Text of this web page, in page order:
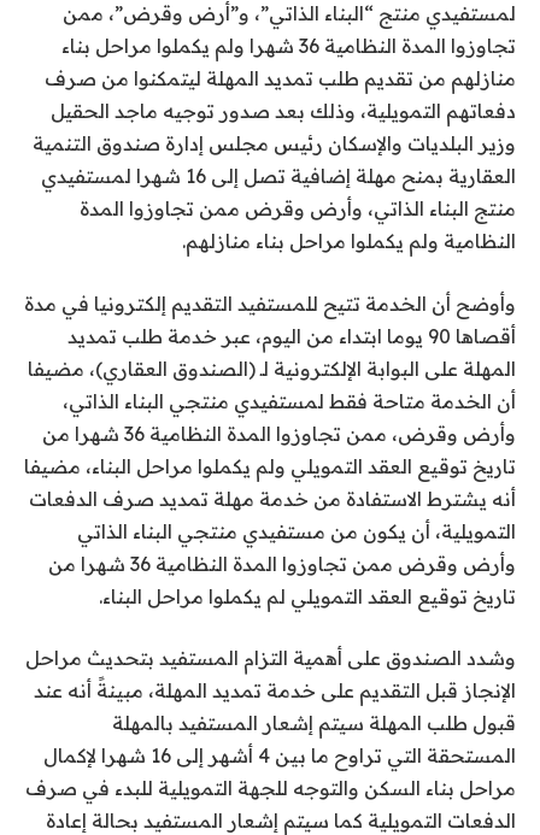
لمستفيدي منتج “البناء الذاتي”، و”أرض وقرض”، ممن
تجاوزوا المدة النظامية 36 شهرا ولم يكملوا مراحل بناء
منازلهم من تقديم طلب تمديد المهلة ليتمكنوا من صرف
دفعاتهم التمويلية، وذلك بعد صدور توجيه ماجد الحقيل
وزير البلديات والإسكان رئيس مجلس إدارة صندوق التنمية
العقارية بمنح مهلة إضافية تصل إلى 16 شهرا لمستفيدي
منتج البناء الذاتي، وأرض وقرض ممن تجاوزوا المدة
النظامية ولم يكملوا مراحل بناء منازلهم.
وأوضح أن الخدمة تتيح للمستفيد التقديم إلكترونيا في مدة
أقصاها 90 يوما ابتداء من اليوم، عبر خدمة طلب تمديد
المهلة على البوابة الإلكترونية لـ (الصندوق العقاري)، مضيفا
أن الخدمة متاحة فقط لمستفيدي منتجي البناء الذاتي،
وأرض وقرض، ممن تجاوزوا المدة النظامية 36 شهرا من
تاريخ توقيع العقد التمويلي ولم يكملوا مراحل البناء، مضيفا
أنه يشترط الاستفادة من خدمة مهلة تمديد صرف الدفعات
التمويلية، أن يكون من مستفيدي منتجي البناء الذاتي
وأرض وقرض ممن تجاوزوا المدة النظامية 36 شهرا من
تاريخ توقيع العقد التمويلي لم يكملوا مراحل البناء.
وشدد الصندوق على أهمية التزام المستفيد بتحديث مراحل
الإنجاز قبل التقديم على خدمة تمديد المهلة، مبينةً أنه عند
قبول طلب المهلة سيتم إشعار المستفيد بالمهلة
المستحقة التي تراوح ما بين 4 أشهر إلى 16 شهرا لإكمال
مراحل بناء السكن والتوجه للجهة التمويلية للبدء في صرف
الدفعات التمويلية كما سيتم إشعار المستفيد بحالة إعادة